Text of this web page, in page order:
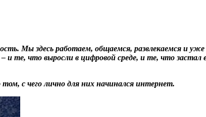
Мы здесь работаем, общаемся, развлекаемся и уже
те, что выросли в цифровой среде, и те, что
с чего лично для них начинался интернет.